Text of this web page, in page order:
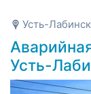
Усть-
Усть-